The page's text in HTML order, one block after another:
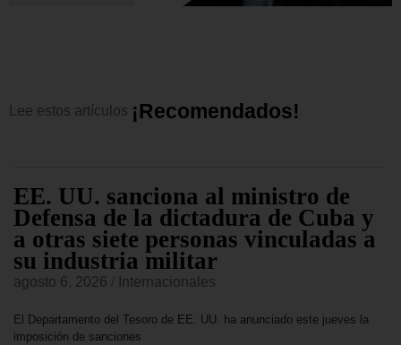
Lee estos artículos ¡Recomend ad os!
EE. UU. sanciona al ministro de
Defensa de la dictadura de Cuba y
a otras siete personas vinculadas a
su industria militar
agosto 6, 2026 Internacionales
El Departamento del Tesoro de EE. UU. ha anunciado este jueves la
imposición de sanciones